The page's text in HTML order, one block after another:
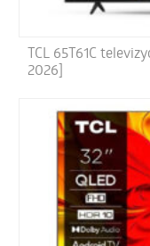
TCL 65T61C
2026]